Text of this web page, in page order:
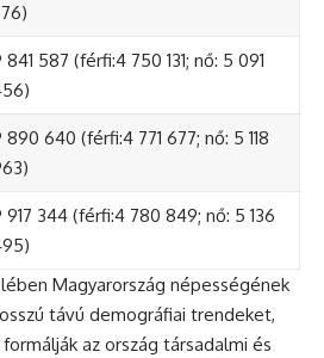
841 587 (férfi:4 750 131; nő: 5 091
890 640 (férfi:4 771 677; nő: 5 118
917 344 (férfi:4 780 849; nő: 5 136
Magyarország népességének
távú demográfiai trendeket,
az ország társadalmi és